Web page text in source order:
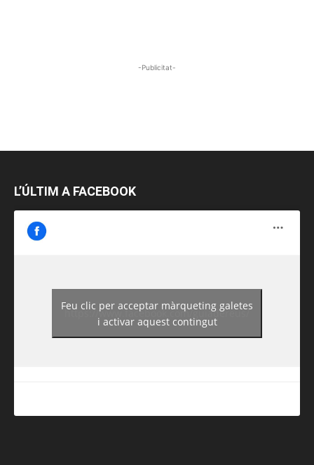
-Publicitat-
L’ÚLTIM A FACEBOOK
https://www.facebook.com/guiadereus/
Feu clic per acceptar màrqueting galetes
i activar aquest contingut